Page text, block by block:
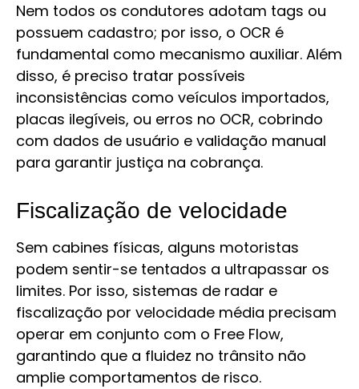
Nem todos os condutores adotam tags ou
possuem cadastro; por isso, o OCR é
fundamental como mecanismo auxiliar. Além
disso, é preciso tratar possíveis
inconsistências como veículos importados,
placas ilegíveis, ou erros no OCR, cobrindo
com dados de usuário e validação manual
para garantir justiça na cobrança.
Fiscalização de velocidade
Sem cabines físicas, alguns motoristas
podem sentir-se tentados a ultrapassar os
limites. Por isso, sistemas de radar e
fiscalização por velocidade média precisam
operar em conjunto com o Free Flow,
garantindo que a fluidez no trânsito não
amplie comportamentos de risco.